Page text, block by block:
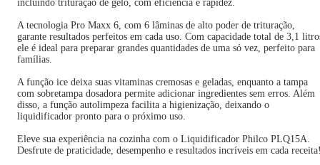
incluindo trituração de gelo, com eficiência e rapidez.
A tecnologia Pro Maxx 6, com 6 lâminas de alto poder de trituração,
garante resultados perfeitos em cada uso. Com capacidade total de 3,1
ele é ideal para preparar grandes quantidades de uma só vez, perfeito para
famílias.
A função ice deixa suas vitaminas cremosas e geladas, enquanto a tampa
com sobretampa dosadora permite adicionar ingredientes sem erros. Além
disso, a função autolimpeza facilita a higienização, deixando o
liquidificador pronto para o próximo uso.
Eleve sua experiência na cozinha com o Liquidificador Philco PLQ15A.
Desfrute de praticidade, desempenho e resultados incríveis em cada